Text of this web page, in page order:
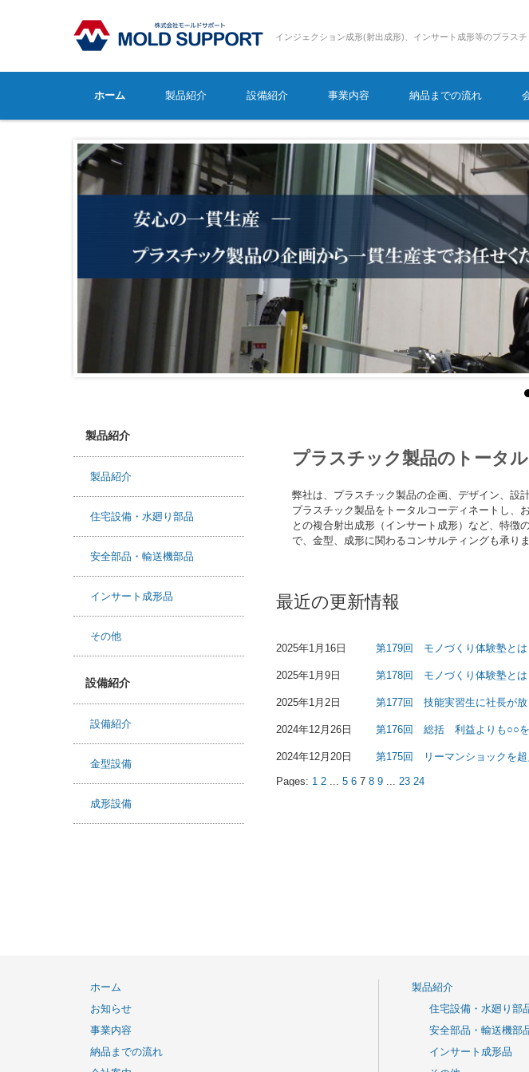
インジェクション成形(射出成形)、インサート成形等のプラス
コンテンツに移動
ホーム
製品紹介 設備紹介 事業内容 納品までの流れ
プラスチック製品のトータ
弊社は、プラスチック製品の企画、デザイン、設
プラスチック製品をトータルコーディネートし、
との複合射出成形（インサート成形）など、特徴
で、金型、成形に関わるコンサルティングも承りま
最近の更新情報
2025年1月16日 第179回 モノづくり体験塾とは
2025年1月9日 第178回 モノづくり体験塾と
2025年1月2日 第177回 技能実習生に社長が放
2024年12月26日 第176回 総括 利益よりも○○を
2024年12月20日 第175回 リーマンショックを超
Pages: 1 2 ... 5 6 7 8 9 ... 23 24
製品紹介
製品紹介
住宅設備・水廻り部品
安全部品・輸送機部品
インサート成形品
その他
設備紹介
設備紹介
金型設備
成形設備
ホーム
お知らせ
事業内容
納品までの流れ
製品紹介
住宅設備・水廻り部
安全部品・輸送機部
インサート成形品